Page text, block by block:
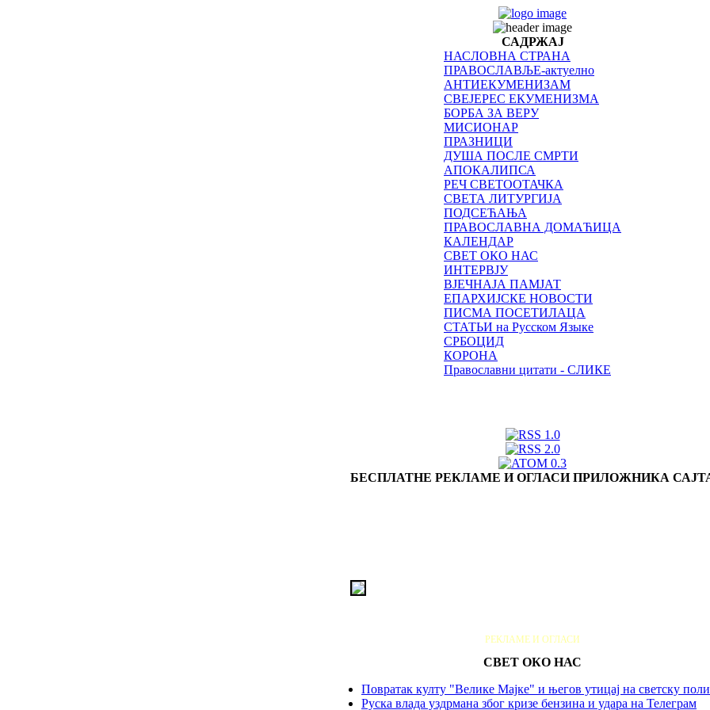
САДРЖАЈ
НАСЛОВНА СТРАНА
ПРАВОСЛАВЉЕ-актуелно
АНТИЕКУМЕНИЗАМ
СВЕЈЕРЕС ЕКУМЕНИЗМА
БОРБА ЗА ВЕРУ
МИСИОНАР
ПРАЗНИЦИ
ДУША ПОСЛЕ СМРТИ
АПОКАЛИПСА
РЕЧ СВЕТООТАЧКА
СВЕТА ЛИТУРГИЈА
ПОДСЕЋАЊА
ПРАВОСЛАВНА ДОМАЋИЦА
КАЛЕНДАР
СВЕТ ОКО НАС
ИНТЕРВЈУ
ВЈЕЧНАЈА ПАМЈАТ
ЕПАРХИЈСКЕ НОВОСТИ
ПИСМА ПОСЕТИЛАЦА
СТАТЬИ на Русском Языке
СРБОЦИД
КОРОНА
Православни цитати - СЛИКЕ
БЕСПЛАТНЕ РЕКЛАМЕ И ОГЛАСИ ПРИЛОЖНИКА
РЕКЛАМЕ И ОГЛАСИ
СВЕТ ОКО НАС
Повратак култу "Велике Мајке" и његов утицај на светску
Руска влада уздрмана због кризе бензина и удара на Телеграм